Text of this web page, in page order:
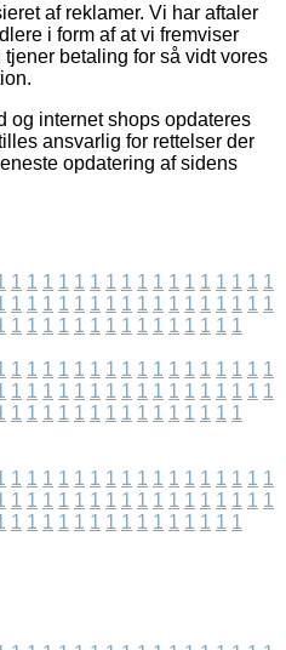
af reklamer. Vi har aftaler
i form af at vi fremviser
betaling for så vidt vores
og internet shops opdateres
ansvarlig for rettelser der
opdatering af sidens
1 1 1 1 1 1 1 1 1 1 1 1 1 1 1 1 1
1 1 1 1 1 1 1 1 1 1 1 1 1 1 1 1 1
1 1 1 1 1 1 1 1 1 1 1 1 1 1 1
1 1 1 1 1 1 1 1 1 1 1 1 1 1 1 1 1
1 1 1 1 1 1 1 1 1 1 1 1 1 1 1 1 1
1 1 1 1 1 1 1 1 1 1 1 1 1 1 1
1 1 1 1 1 1 1 1 1 1 1 1 1 1 1 1 1
1 1 1 1 1 1 1 1 1 1 1 1 1 1 1 1 1
1 1 1 1 1 1 1 1 1 1 1 1 1 1 1